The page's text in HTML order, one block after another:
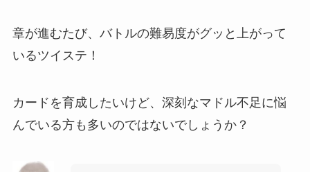
章が進むたび、バトルの難易度がグッと上がって
いるツイステ！
カードを育成したいけど、深刻なマドル不足に悩
んでいる方も多いのではないでしょうか？